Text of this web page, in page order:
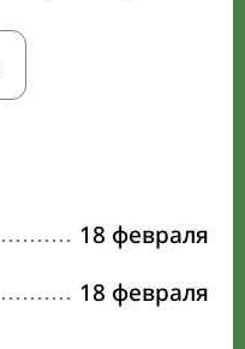
18 февраля
18 февраля